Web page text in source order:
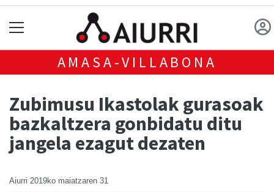
AMASA-VILLABONA
Zubimusu Ikastolak gurasoak
bazkaltzera gonbidatu ditu
jangela ezagut dezaten
Aiurri 2019ko maiatzaren 31